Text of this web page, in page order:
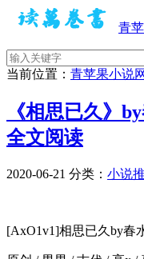
青
当前位置： 青苹果小说网
《相思已久》
全文阅读
2020-06-21 分类： 小说
[AxO1v1]相思已久by春